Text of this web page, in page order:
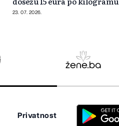
23. 07. 2026.
Privatnost